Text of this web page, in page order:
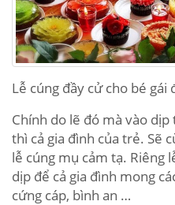
Lễ cúng đầy cử cho bé gái
Chính do lẽ đó mà vào
thì cả gia đình của trẻ. Sẽ
lễ cúng mụ cảm tạ. Riêng
dịp để cả gia đình mong
cứng cáp, bình an …